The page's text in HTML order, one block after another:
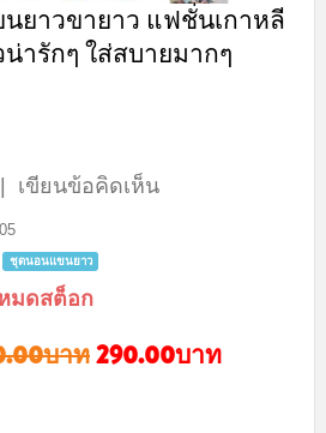
ยาวขายาว แฟชั่นเกาหลี
ารักๆ ใส่สบายมากๆ
| เขียนข้อคิดเห็น
ชุดนอนแขนยาว
มดสต็อก
บาท290.00บาท